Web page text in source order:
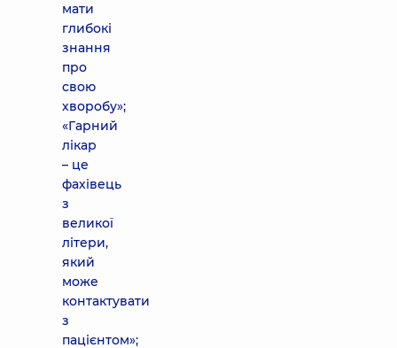
мати
глибокі
знання
про
свою
хворобу»;
«Гарний
лікар
– це
фахівець
з
великої
літери,
який
може
контактувати
з
пацієнтом»;